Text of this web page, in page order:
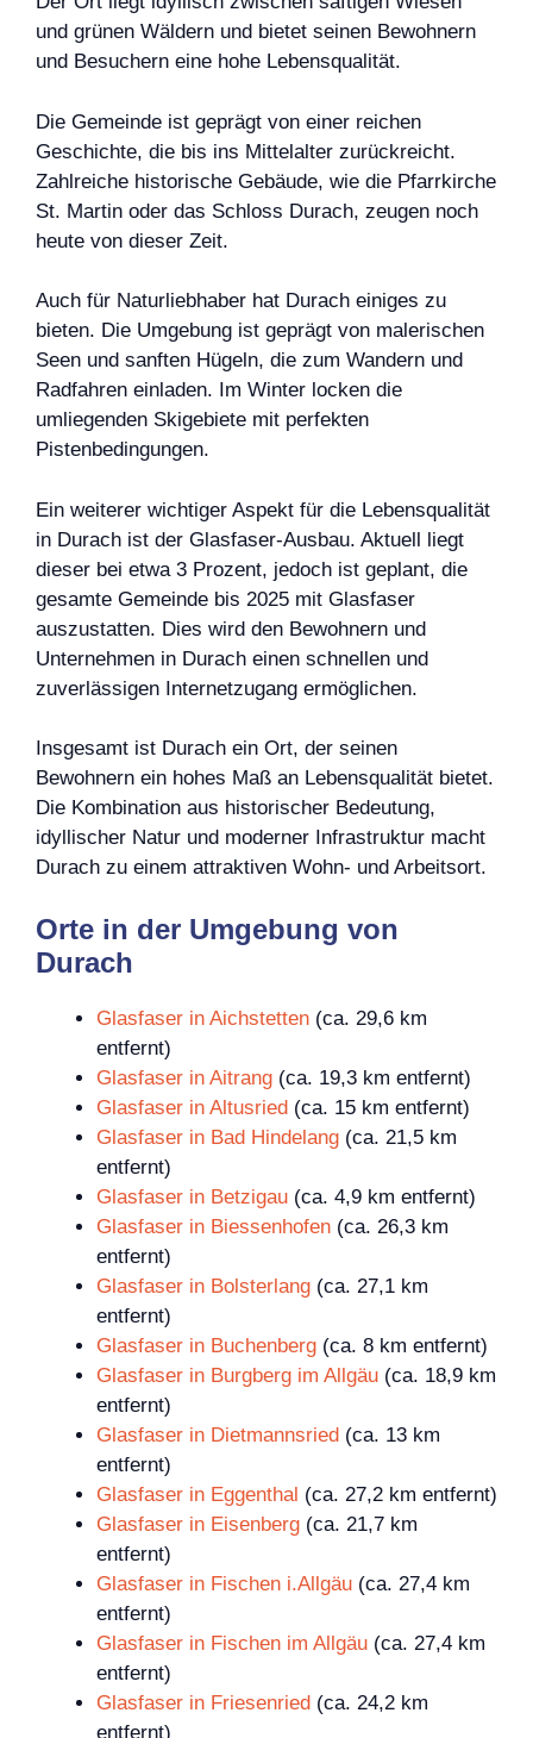
und grünen Wäldern und bietet seinen Bewohnern
und Besuchern eine hohe Lebensqualität.
Die Gemeinde ist geprägt von einer reichen
Geschichte, die bis ins Mittelalter zurückreicht.
Zahlreiche historische Gebäude, wie die Pfarrkirche
St. Martin oder das Schloss Durach, zeugen noch
heute von dieser Zeit.
Auch für Naturliebhaber hat Durach einiges zu
bieten. Die Umgebung ist geprägt von malerischen
Seen und sanften Hügeln, die zum Wandern und
Radfahren einladen. Im Winter locken die
umliegenden Skigebiete mit perfekten
Pistenbedingungen.
Ein weiterer wichtiger Aspekt für die Lebensqualität
in Durach ist der Glasfaser-Ausbau. Aktuell liegt
dieser bei etwa 3 Prozent, jedoch ist geplant, die
gesamte Gemeinde bis 2025 mit Glasfaser
auszustatten. Dies wird den Bewohnern und
Unternehmen in Durach einen schnellen und
zuverlässigen Internetzugang ermöglichen.
Insgesamt ist Durach ein Ort, der seinen
Bewohnern ein hohes Maß an Lebensqualität bietet.
Die Kombination aus historischer Bedeutung,
idyllischer Natur und moderner Infrastruktur macht
Durach zu einem attraktiven Wohn- und Arbeitsort.
Orte in der Umgebung von
Durach
Glasfaser in Aichstetten (ca. 29,6 km
entfernt)
Glasfaser in Aitrang (ca. 19,3 km entfernt)
Glasfaser in Altusried (ca. 15 km entfernt)
Glasfaser in Bad Hindelang (ca. 21,5 km
entfernt)
Glasfaser in Betzigau (ca. 4,9 km entfernt)
Glasfaser in Biessenhofen (ca. 26,3 km
entfernt)
Glasfaser in Bolsterlang (ca. 27,1 km
entfernt)
Glasfaser in Buchenberg (ca. 8 km entfernt)
Glasfaser in Burgberg im Allgäu (ca. 18,9 km
entfernt)
Glasfaser in Dietmannsried (ca. 13 km
entfernt)
Glasfaser in Eggenthal (ca. 27,2 km entfernt)
Glasfaser in Eisenberg (ca. 21,7 km
entfernt)
Glasfaser in Fischen i.Allgäu (ca. 27,4 km
entfernt)
Glasfaser in Fischen im Allgäu (ca. 27,4 km
entfernt)
Glasfaser in Friesenried (ca. 24,2 km
entfernt)